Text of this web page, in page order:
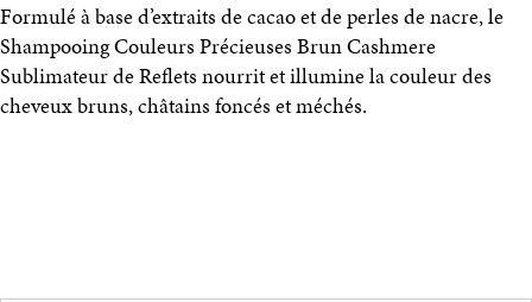
Formulé à base d’extraits de cacao et de perles de nacre, le
Shampooing Couleurs Précieuses Brun Cashmere
Sublimateur de Reflets nourrit et illumine la couleur des
cheveux bruns, châtains foncés et méchés.